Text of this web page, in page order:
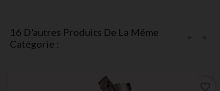
16 D'autres Produits De La Même
Catégorie :